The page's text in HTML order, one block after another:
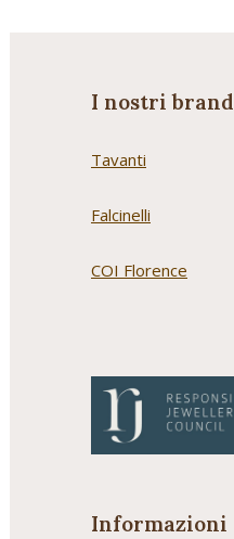
I nostri brand
Tavanti
Falcinelli
COI Florence
Informazioni